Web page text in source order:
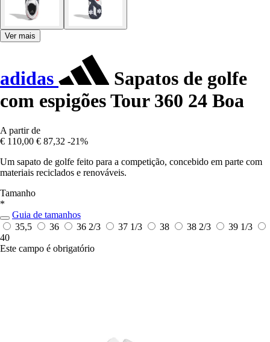
Ver mais
adidas
Sapatos de golfe
com espigões Tour 360 24 Boa
A partir de
€ 110,00 € 87,32 -21%
Um sapato de golfe feito para a competição, concebido em parte com
materiais reciclados e renováveis.
Tamanho
*
Guia de tamanhos
35,5
36 36 2/3 37 1/3 38 38 2/3
39 1/3
40
Este campo é obrigatório